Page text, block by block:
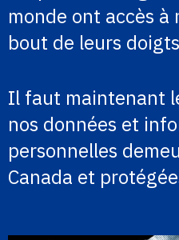
monde ont accès à
bout de leurs
Il faut maintenant
nos données et
personnelles
Canada et